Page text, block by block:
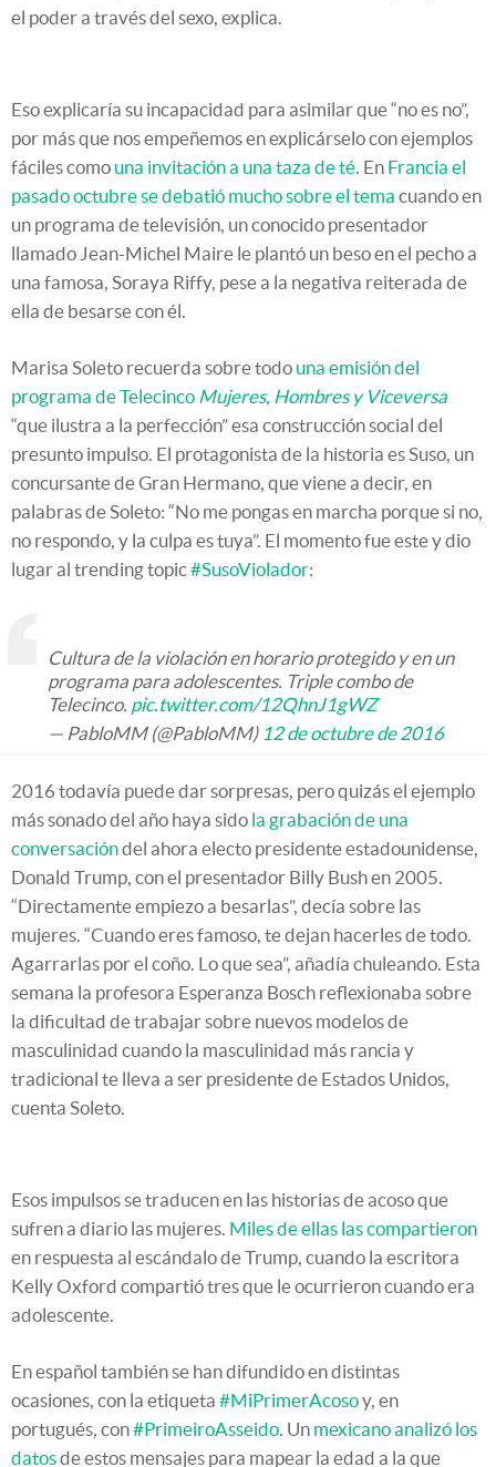
el poder a través del sexo, explica.
Eso explicaría su incapacidad para asimilar que “no es no”,
por más que nos empeñemos en explicárselo con ejemplos
fáciles como una invitación a una taza de té. En Francia el
pasado octubre se debatió mucho sobre el tema cuando en
un programa de televisión, un conocido presentador
llamado Jean-Michel Maire le plantó un beso en el pecho a
una famosa, Soraya Riffy, pese a la negativa reiterada de
ella de besarse con él.
Marisa Soleto recuerda sobre todo una emisión del
programa de Telecinco Mujeres, Hombres y Viceversa
“que ilustra a la perfección” esa construcción social del
presunto impulso. El protagonista de la historia es Suso, un
concursante de Gran Hermano, que viene a decir, en
palabras de Soleto: “No me pongas en marcha porque si no,
no respondo, y la culpa es tuya”. El momento fue este y dio
lugar al trending topic#SusoViolador:
Cultura de la violación en horario protegido y en un
programa para adolescentes. Triple combo de
Telecinco. pic.twitter.com/12QhnJ1gWZ
— PabloMM (@PabloMM) 12 de octubre de 2016
2016 todavía puede dar sorpresas, pero quizás el ejemplo
más sonado del año haya sido la grabación de una
conversacióndel ahora electo presidente estadounidense,
Donald Trump, con el presentador Billy Bush en 2005.
“Directamente empiezo a besarlas”, decía sobre las
mujeres. “Cuando eres famoso, te dejan hacerles de todo.
Agarrarlas por el coño. Lo que sea”, añadía chuleando. Esta
semana la profesora Esperanza Bosch reflexionaba sobre
la dificultad de trabajar sobre nuevos modelos de
masculinidad cuando la masculinidad más rancia y
tradicional te lleva a ser presidente de Estados Unidos,
cuenta Soleto.
Esos impulsos se traducen en las historias de acoso que
sufren a diario las mujeres. Miles de ellas las compartieron
en respuesta al escándalo de Trump, cuando la escritora
Kelly Oxford compartió tres que le ocurrieron cuando era
adolescente.
En español también se han difundido en distintas
ocasiones, con la etiqueta #MiPrimerAcosoy, en
portugués, con#PrimeiroAsseido. Un mexicano analizó los
datosde estos mensajes para mapear la edad a la que